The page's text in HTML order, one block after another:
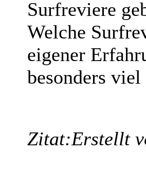
Surfreviere
Welche
eigener
besonders viel
Zitat:Erstellt